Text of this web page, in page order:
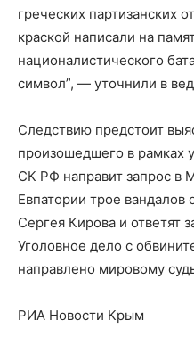
греческих партизанских
краской написали на
националистического
символ”, — уточнили в
Следствию предстоит
произошедшего в рамках
СК РФ направит запрос в
Евпатории трое вандалов
Сергея Кирова и ответят
Уголовное дело с
направлено мировому
РИА Новости Крым